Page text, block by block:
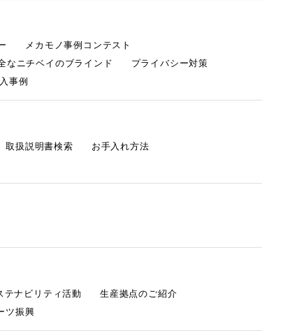
メカモノ事例コンテスト
なニチベイのブラインド
プライバシー対策
事例
取扱説明書検索
お手入れ方法
テナビリティ活動
生産拠点のご紹介
ツ振興